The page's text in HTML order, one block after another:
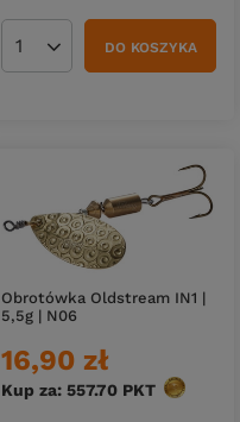
Ilość produktówDO KOSZYKA
Obrotówka Oldstream IN1 |
5,5g | N06
16,90 zł
Kup za: 557.70 PKT punktów